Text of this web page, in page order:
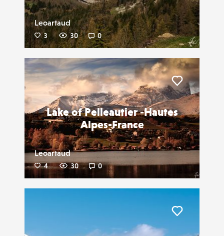
Leoartaud
3 30 0
Lake of Pelleautier -Hautes
Alpes-France
Leoartaud
4 30 0
Liker